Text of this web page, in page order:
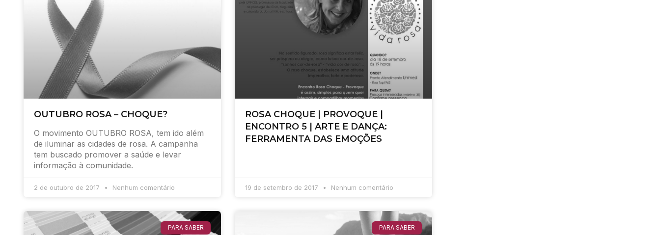
OUTUBRO ROSA – CHOQUE?
O movimento OUTUBRO ROSA, tem ido além
de iluminar as cidades de rosa. A campanha
tem buscado promover a saúde e levar
informação à comunidade.
2 de outubro de 2017 Nenhum comentário
ROSA CHOQUE | PROVOQUE |
ENCONTRO 5 | ARTE E DANÇA:
FERRAMENTA DAS EMOÇÕES
19 de setembro de 2017 Nenhum comentário
PARA SABER PARA SABER